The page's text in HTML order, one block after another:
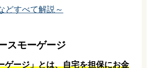
どすべて解説～
スモーゲージ
ゲージ」とは、自宅を担保にお金